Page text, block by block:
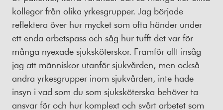
kollegor från olika yrkesgrupper. Jag började
reflektera över hur mycket som ofta händer under
ett enda arbetspass och såg hur tufft det var för
många nyexade sjuksköterskor. Framför allt insåg
jag att människor utanför sjukvården, men också
andra yrkesgrupper inom sjukvården, inte hade
insyn i vad som du som sjuksköterska behöver ta
ansvar för och hur komplext och svårt arbetet som